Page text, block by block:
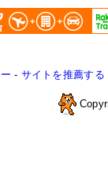
- サイトを推薦する